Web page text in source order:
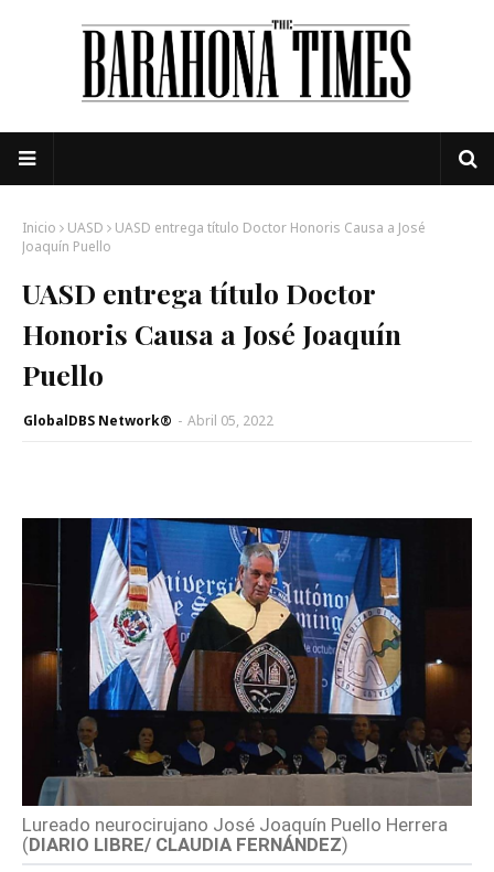
Inicio UASD
UASD entrega título Doctor Honoris Causa a José
Joaquín Puello
UASD entrega título Doctor
Honoris Causa a José Joaquín
Puello
GlobalDBS Network® - Abril 05, 2022
Lureado neurocirujano José Joaquín Puello Herrera
(DIARIO LIBRE/ CLAUDIA FERNÁNDEZ)